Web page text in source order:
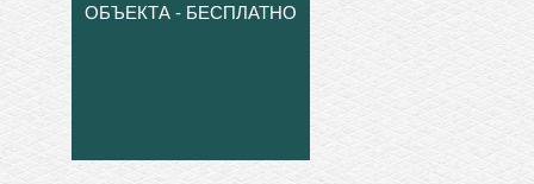
ОБЪЕКТА - БЕСПЛАТНО